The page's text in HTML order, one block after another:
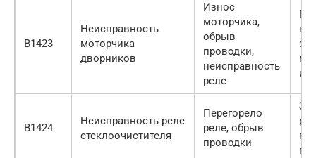
B1423
Неисправность
моторчика
дворников
Износ
моторчика,
обрыв
проводки,
неисправность
реле
B1424
Неисправность реле
стеклоочистителя
Перегорело
реле, обрыв
проводки